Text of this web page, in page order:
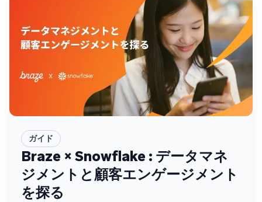
ガイド
Braze × Snowflake : データマネ
ジメントと顧客エンゲージメント
を探る